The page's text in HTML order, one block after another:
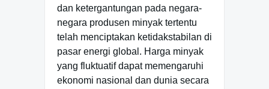
dan ketergantungan pada negara-
negara produsen minyak tertentu
telah menciptakan ketidakstabilan di
pasar energi global. Harga minyak
yang fluktuatif dapat memengaruhi
ekonomi nasional dan dunia secara